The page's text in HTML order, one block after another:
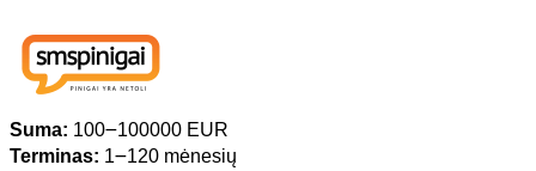
Suma: 100౼100000 EUR
Terminas: 1౼120 mėnesių